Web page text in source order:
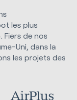
les plus
Fiers de nos
Uni, dans la
les projets des